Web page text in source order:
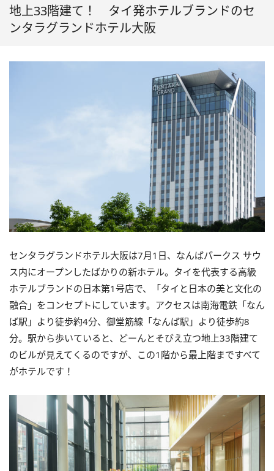
地上33階建て！ タイ発ホテルブランドのセ
ンタラグランドホテル大阪
センタラグランドホテル大阪は7月1日、なんばパークス サウ
ス内にオープンしたばかりの新ホテル。タイを代表する高級
ホテルブランドの日本第1号店で、「タイと⽇本の美と⽂化の
融合」をコンセプトにしています。アクセスは南海電鉄「なん
ば駅」より徒歩約4分、御堂筋線「なんば駅」より徒歩約8
分。駅から歩いていると、どーんとそびえ立つ地上33階建て
のビルが見えてくるのですが、この1階から最上階まですべて
がホテルです！